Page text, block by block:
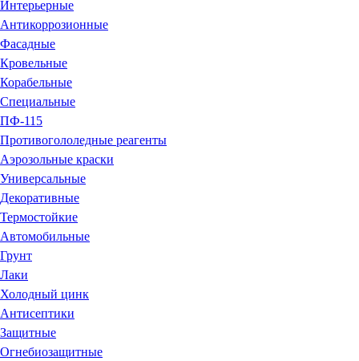
Интерьерные
Антикоррозионные
Фасадные
Кровельные
Корабельные
Специальные
ПФ-115
Противогололедные реагенты
Аэрозольные краски
Универсальные
Декоративные
Термостойкие
Автомобильные
Грунт
Лаки
Холодный цинк
Антисептики
Защитные
Огнебиозащитные